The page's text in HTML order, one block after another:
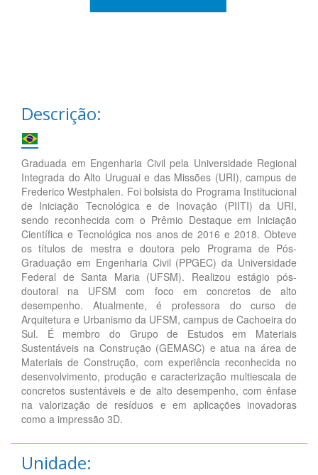
Descrição:
Graduada em Engenharia Civil pela Universidade Regional
Integrada do Alto Uruguai e das Missões (URI), campus de
Frederico Westphalen. Foi bolsista do Programa Institucional
de Iniciação Tecnológica e de Inovação (PIITI) da URI,
sendo reconhecida com o Prêmio Destaque em Iniciação
Científica e Tecnológica nos anos de 2016 e 2018. Obteve
os títulos de mestra e doutora pelo Programa de Pós-
Graduação em Engenharia Civil (PPGEC) da Universidade
Federal de Santa Maria (UFSM). Realizou estágio pós-
doutoral na UFSM com foco em concretos de alto
desempenho. Atualmente, é professora do curso de
Arquitetura e Urbanismo da UFSM, campus de Cachoeira do
Sul. É membro do Grupo de Estudos em Materiais
Sustentáveis na Construção (GEMASC) e atua na área de
Materiais de Construção, com experiência reconhecida no
desenvolvimento, produção e caracterização multiescala de
concretos sustentáveis e de alto desempenho, com ênfase
na valorização de resíduos e em aplicações inovadoras
como a impressão 3D.
Unidade: